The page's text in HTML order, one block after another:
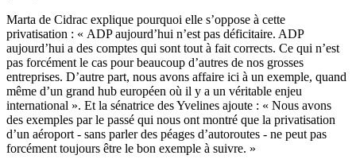
Marta de Cidrac explique pourquoi elle s’oppose à cette
privatisation : « ADP aujourd’hui n’est pas déficitaire. ADP
aujourd’hui a des comptes qui sont tout à fait corrects. Ce qui n’est
pas forcément le cas pour beaucoup d’autres de nos grosses
entreprises. D’autre part, nous avons affaire ici à un exemple, quand
même d’un grand hub européen où il y a un véritable enjeu
international ». Et la sénatrice des Yvelines ajoute : « Nous avons
des exemples par le passé qui nous ont montré que la privatisation
d’un aéroport - sans parler des péages d’autoroutes - ne peut pas
forcément toujours être le bon exemple à suivre. »